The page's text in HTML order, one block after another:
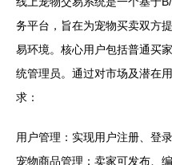
务平台，旨在为宠物买卖双方
易环境。核心用户包括普通买
统管理员。通过对市场及潜在
求：
用户管理：实现用户注册、登
宠物商品管理：卖家可发布、